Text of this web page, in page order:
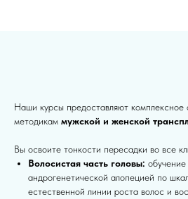
Наши курсы предоставляют
методикам мужской и женской
Вы освоите тонкости пересадки во все
Волосистая часть головы:
андрогенетической алопецией по
естественной линии роста волос и